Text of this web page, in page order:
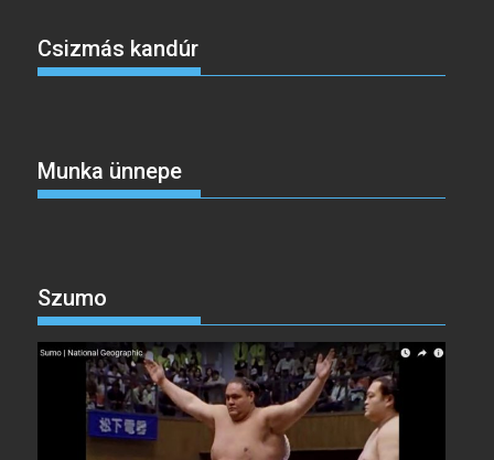
Csizmás kandúr
Munka ünnepe
Szumo